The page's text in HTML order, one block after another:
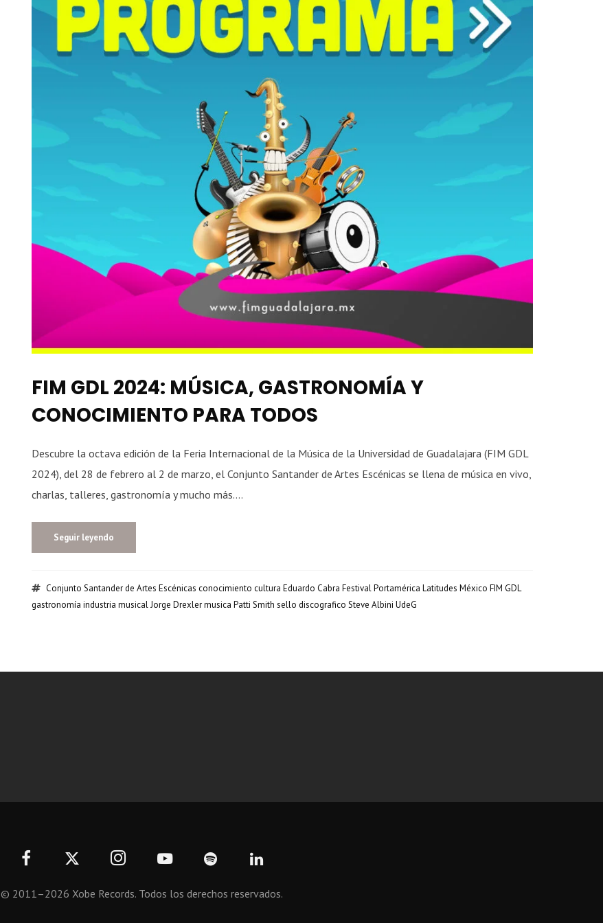
FIM GDL 2024: MÚSICA, GASTRONOMÍA Y
CONOCIMIENTO PARA TODOS
Descubre la octava edición de la Feria Internacional de la Música de la Universidad de Guadalajara (FIM GDL
2024), del 28 de febrero al 2 de marzo, el Conjunto Santander de Artes Escénicas se llena de música en vivo,
charlas, talleres, gastronomía y mucho más....
Seguir leyendo
Conjunto Santander de Artes Escénicas conocimiento cultura Eduardo Cabra Festival Portamérica Latitudes México FIM GDL
gastronomía industria musicalJorge Drexlermusica Patti Smith sello discografico Steve Albini UdeG
© 2011–2026 Xobe Records. Todos los derechos reservados.